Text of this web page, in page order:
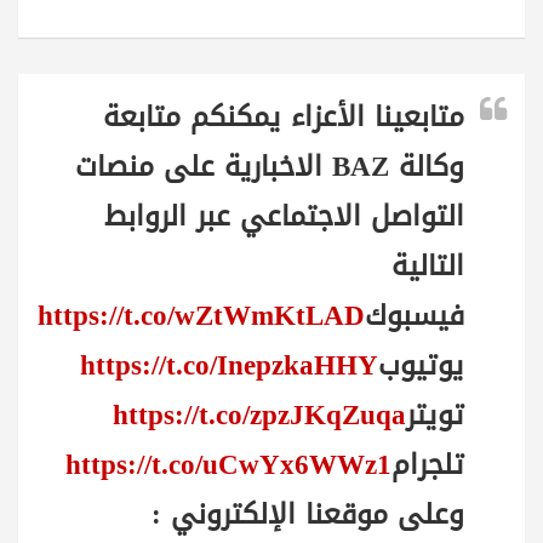
متابعينا الأعزاء يمكنكم متابعة
وكالة BAZ الاخبارية على منصات
التواصل الاجتماعي عبر الروابط
التالية
فيسبوكhttps://t.co/wZtWmKtLAD
يوتيوبhttps://t.co/InepzkaHHY
تويترhttps://t.co/zpzJKqZuqa
تلجرامhttps://t.co/uCwYx6WWz1
وعلى موقعنا الإلكتروني :